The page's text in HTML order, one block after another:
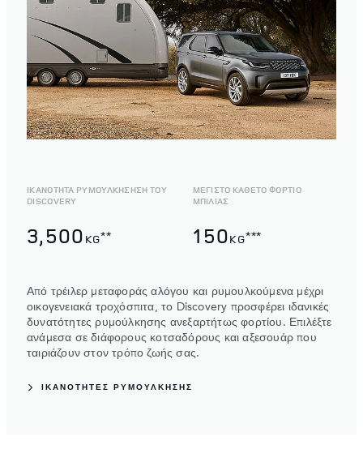
ΙΚΑΝΟΤΗΤΑ ΡΥΜΟΥΛΚΗΣΗΣΗ ΤΟΥ
DISCOVERY
3,500 KG**
ΜΕΓΙΣΤΟ ΚΑΘΕΤΟ ΦΟΡΤΙΟ
ΜΠΙΛΙΑΣ
150KG***
Από τρέιλερ μεταφοράς αλόγου και ρυμουλκούμενα μέχρι
οικογενειακά τροχόσπιτα, το Discovery προσφέρει ιδανικές
δυνατότητες ρυμούλκησης ανεξαρτήτως φορτίου. Επιλέξτε
ανάμεσα σε διάφορους κοτσαδόρους και αξεσουάρ που
ταιριάζουν στον τρόπο ζωής σας.
ΙΚΑΝΟΤΗΤΕΣ ΡΥΜΟΥΛΚΗΣΗΣ